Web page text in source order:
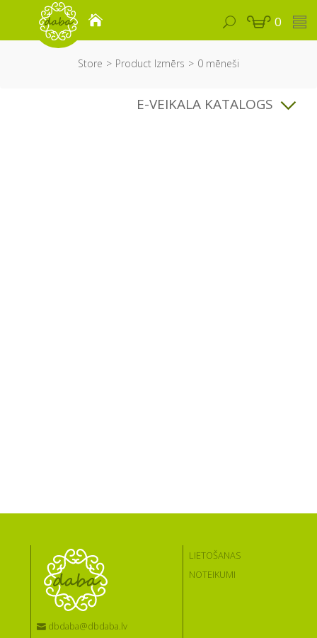
0
Store Product Izmērs 0 mēneši
E-VEIKALA KATALOGS
dbdaba@dbdaba.lv
LIETOŠANAS
NOTEIKUMI